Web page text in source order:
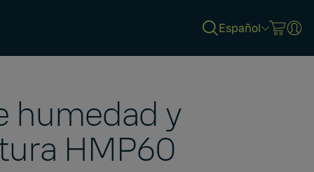
Español
humedad y
HMP60